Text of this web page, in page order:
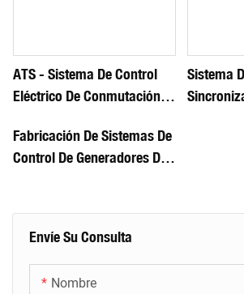
Envíe Su Consulta
Nombre
ATS - Sistema De Control
Eléctrico De Conmutación
Automática
Sistema
Fabricación De Sistemas De
Control De Generadores De